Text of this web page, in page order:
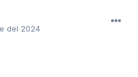
del 2024